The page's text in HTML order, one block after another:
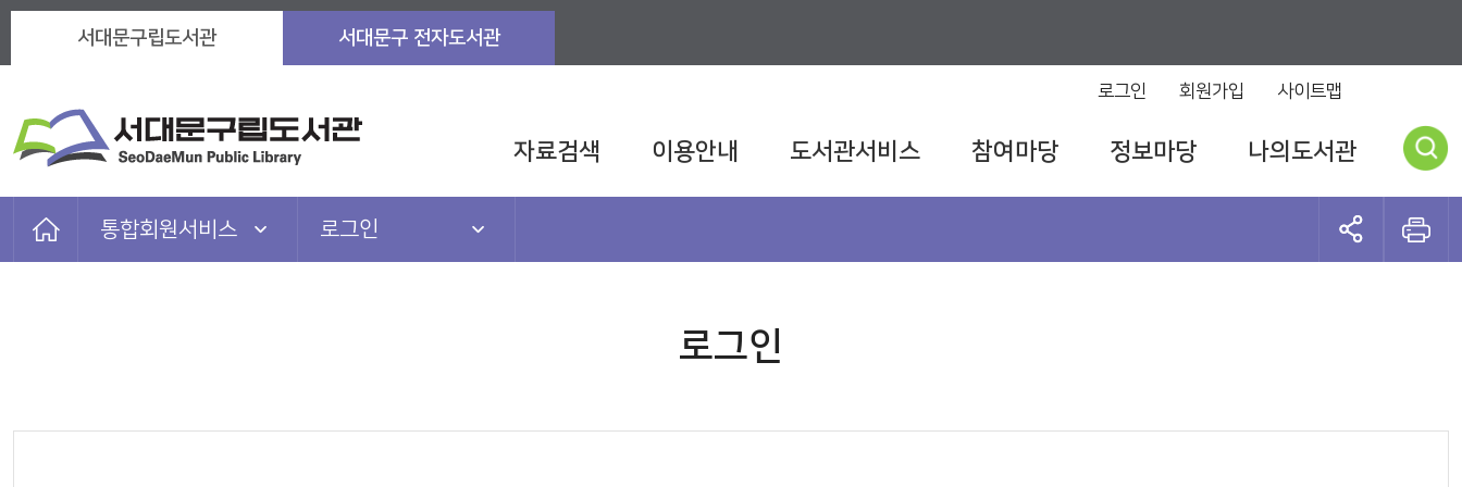
서대문구립도서관 서대문구 전자도서관
로그인 회원가입 사이트맵
자료검색 이용안내 도서관서비스 참여마당 정보마당 나의도서관
통합회원서비스
참여마당
로그인
비밀번호찾기
로그인